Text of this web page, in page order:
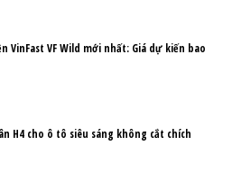
VinFast VF Wild mới nhất: Giá dự kiến bao
H4 cho ô tô siêu sáng không cắt chích